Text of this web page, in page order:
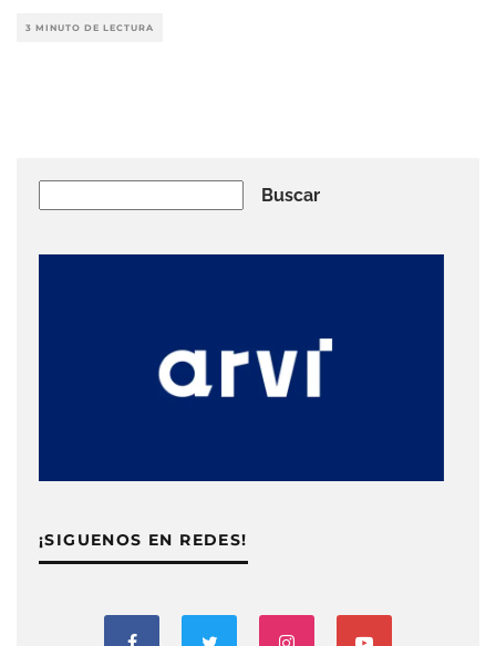
3 MINUTO DE LECTURA
Buscar
¡SIGUENOS EN REDES!